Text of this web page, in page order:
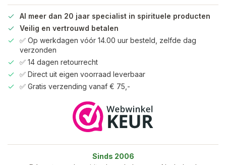
Al meer dan 20 jaar specialist in spirituele producten
Veilig en vertrouwd betalen
✅ Op werkdagen vóór 14.00 uur besteld, zelfde dag
verzonden
✅ 14 dagen retourrecht
✅ Direct uit eigen voorraad leverbaar
✅ Gratis verzending vanaf € 75,-
Sinds 2006